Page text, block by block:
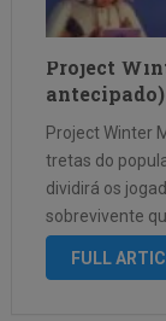
Project
antecipado)
Project Winter
tretas do
dividirá os
sobrevivente
sobrevivência.
FULL